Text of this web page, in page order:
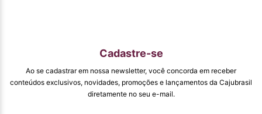
qualidade que vcs
entregam. Parabéns
#
pormaiscampanhaspromorcionais.
Cadastre-se
Ao se cadastrar em nossa newsletter, você concorda em receber
conteúdos exclusivos, novidades, promoções e lançamentos da Cajubrasil
diretamente no seu e-mail.